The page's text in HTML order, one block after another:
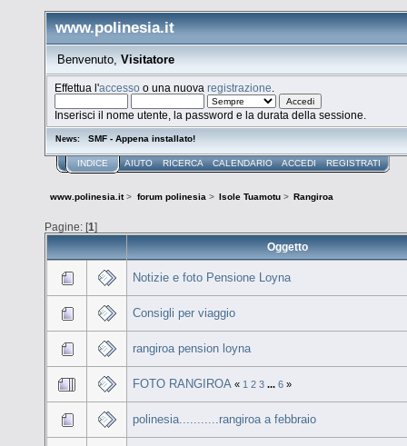
www.polinesia.it
Benvenuto, Visitatore
Effettua l'accesso o una nuovaregistrazione
Inserisci il nome utente, la password e la durata della sessione.
News: SMF - Appena installato!
INDICE AIUTO RICERCA CALENDARIO ACCEDI REGISTRATI
www.polinesia.it> forum polinesia> Isole Tuamotu> Rangiroa
Pagine: [1]
Oggetto
Notizie e foto Pensione Loyna
Consigli per viaggio
rangiroa pension loyna
FOTO RANGIROA « 1 2 3 ...6 »
polinesia...........rangiroa a febbraio